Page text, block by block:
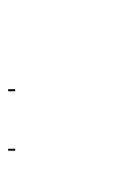
-
-